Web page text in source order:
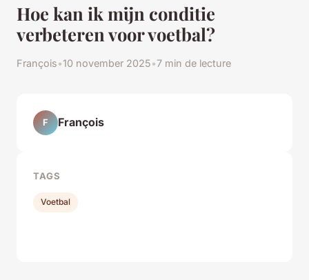
Hoe kan ik mijn conditie
verbeteren voor voetbal?
François•10 november 2025•7 min de lecture
F François
TAGS
Voetbal